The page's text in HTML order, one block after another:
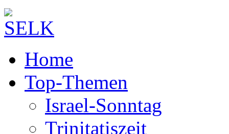
Home
Top-Themen
Israel-Sonntag
Trinitatiszeit